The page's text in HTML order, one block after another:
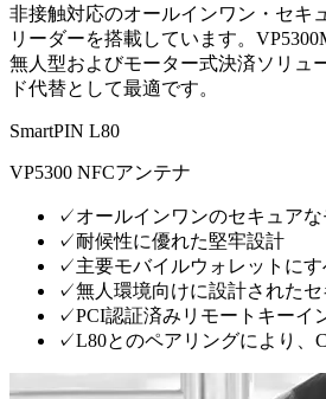
非接触対応のオールインワン・セキ
リーダーを搭載しています。
無人型およびモーター式決済ソリュ
ド代替として最適です。
SmartPIN L80
VP5300 NFCアンテナ
✓オールインワンのセキュア
✓耐候性に優れた堅牢設計
✓主要モバイルウォレットに
✓無人環境向けに設計された
✓PCI認証済みリモートキーイ
✓L80とのペアリングにより、